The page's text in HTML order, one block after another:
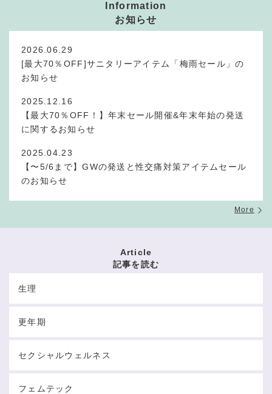
Information
お知らせ
2026.06.29
[最大70％OFF]サニタリーアイテム「梅雨セール」の
お知らせ
2025.12.16
【最大70％OFF！】年末セール開催&年末年始の発送
に関するお知らせ
2025.04.23
【〜5/6まで】GWの発送と性交痛対策アイテムセール
のお知らせ
More
Article
記事を読む
生理
更年期
セクシャルウェルネス
フェムテック